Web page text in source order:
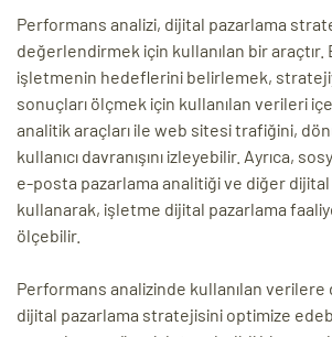
Performans analizi, dijital pazarlama
değerlendirmek için kullanılan bir araçtır.
işletmenin hedeflerini belirlemek,
sonuçları ölçmek için kullanılan verileri
analitik araçları ile web sitesi trafiğini,
kullanıcı davranışını izleyebilir. Ayrıca,
e-posta pazarlama analitiği ve diğer
kullanarak, işletme dijital pazarlama
ölçebilir.
Performans analizinde kullanılan verilere
dijital pazarlama stratejisini optimize